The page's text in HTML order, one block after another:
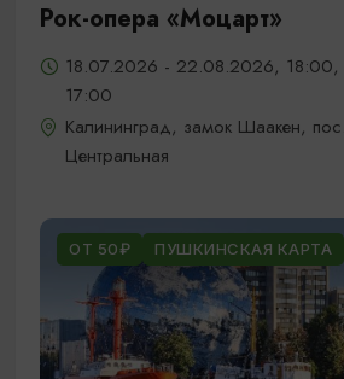
Рок-опера «Моцарт»
18.07.2026 - 22.08.2026,
17:00
Калининград, замок Шаакен,
Центральная
ОТ 50₽ ПУШКИНСКАЯ КАРТА